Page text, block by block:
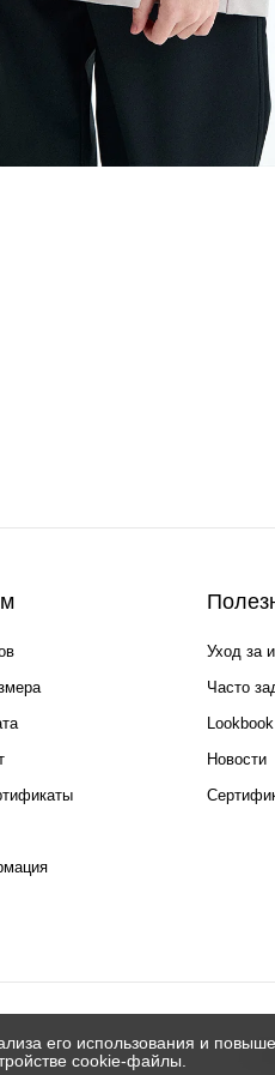
Уход за
Часто
Lookbook
Новости
его использования и
cookie-файлы.